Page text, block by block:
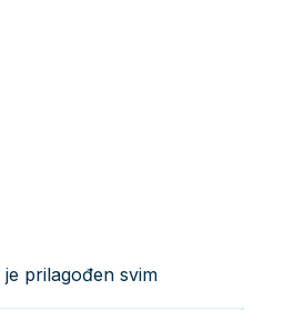
je prilagođen svim